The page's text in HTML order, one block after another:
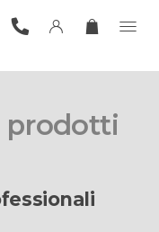
prodotti